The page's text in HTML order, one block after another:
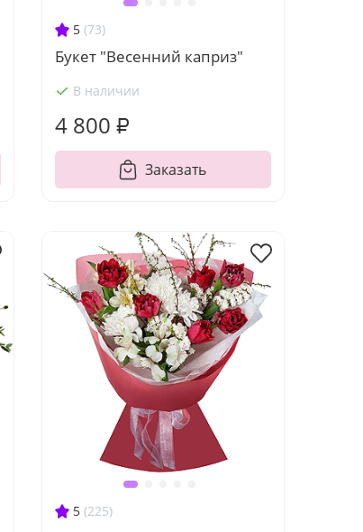
5 (73)
Букет "Весенний каприз"
В наличии
4 800 ₽
Заказать
5 (225)